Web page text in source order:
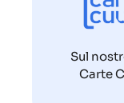
Sul
Carte